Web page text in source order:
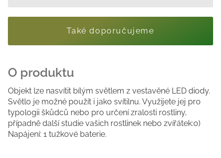
cena:
Také doporučujeme
Objekt lze nasvítit bílým světlem z vestavěné LED diody.
Světlo je možné použít i jako svítilnu. Využijete jej pro
typologii škůdců nebo pro určení zralosti rostliny,
případně další studie vašich rostlinek nebo zvířátek:o)
Napájení: 1 tužkové baterie.